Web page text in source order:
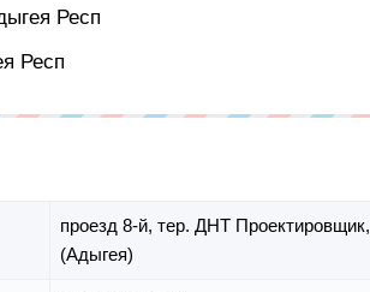
Респ
Респ
проезд 8-й, тер. ДНТ Проектировщик,
(Адыгея)